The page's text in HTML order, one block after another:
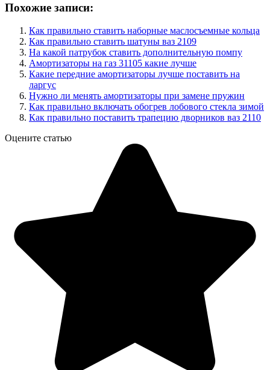
Похожие записи:
Как правильно ставить наборные маслосъемные кольца
Как правильно ставить шатуны ваз 2109
На какой патрубок ставить дополнительную помпу
Амортизаторы на газ 31105 какие лучше
Какие передние амортизаторы лучше поставить на
ларгус
Нужно ли менять амортизаторы при замене пружин
Как правильно включать обогрев лобового стекла зимой
Как правильно поставить трапецию дворников ваз 2110
Оцените статью